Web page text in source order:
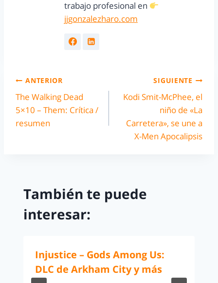
trabajo profesional en
jjgonzalezharo.com
ANTERIOR
The Walking Dead
5×10 – Them: Crítica /
resumen
SIGUIENTE
Kodi Smit-McPhee, el
niño de «La
Carretera», se une a
X-Men Apocalipsis
También te puede
interesar:
Injustice – Gods Among Us:
DLC de Arkham City y más